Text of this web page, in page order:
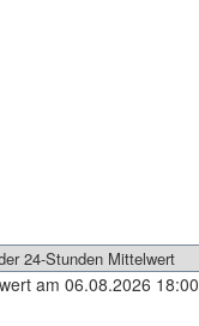
am 06.08.2026 18:00